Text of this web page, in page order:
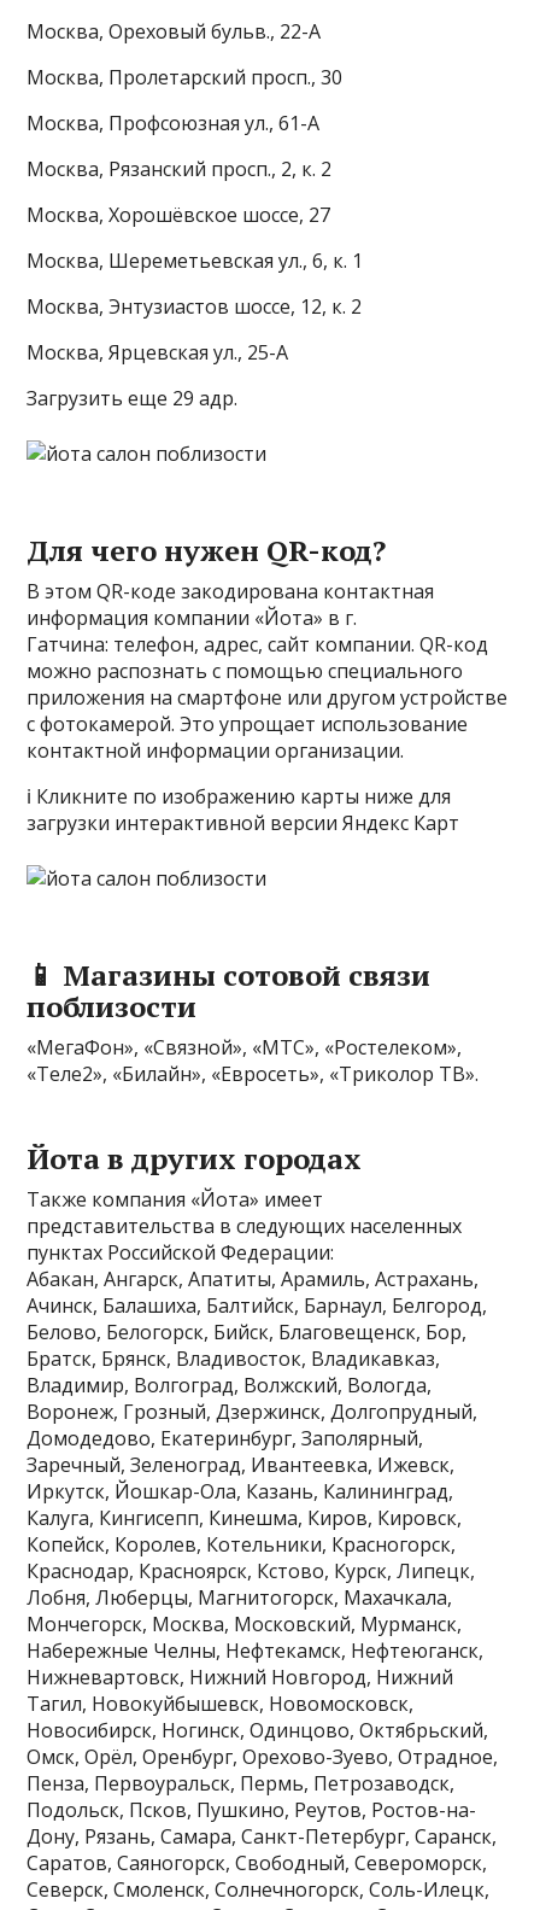
Москва, Ореховый бульв., 22-А
Москва, Пролетарский просп., 30
Москва, Профсоюзная ул., 61-А
Москва, Рязанский просп., 2, к. 2
Москва, Хорошёвское шоссе, 27
Москва, Шереметьевская ул., 6, к. 1
Москва, Энтузиастов шоссе, 12, к. 2
Москва, Ярцевская ул., 25-А
Загрузить еще 29 адр.
Для чего нужен QR-код?
В этом QR-коде закодирована контактная
информация компании «Йота» в г.
Гатчина: телефон, адрес, сайт компании. QR-код
можно распознать с помощью специального
приложения на смартфоне или другом устройстве
с фотокамерой. Это упрощает использование
контактной информации организации.
ℹ️ Кликните по изображению карты ниже для
загрузки интерактивной версии Яндекс Карт
📱 Магазины сотовой связи
поблизости
«МегаФон», «Связной», «МТС», «Ростелеком»,
«Теле2», «Билайн», «Евросеть», «Триколор ТВ».
Йота в других городах
Также компания «Йота» имеет
представительства в следующих населенных
пунктах Российской Федерации:
Абакан, Ангарск, Апатиты, Арамиль, Астрахань,
Ачинск, Балашиха, Балтийск, Барнаул, Белгород,
Белово, Белогорск, Бийск, Благовещенск, Бор,
Братск, Брянск, Владивосток, Владикавказ,
Владимир, Волгоград, Волжский, Вологда,
Воронеж, Грозный, Дзержинск, Долгопрудный,
Домодедово, Екатеринбург, Заполярный,
Заречный, Зеленоград, Ивантеевка, Ижевск,
Иркутск, Йошкар-Ола, Казань, Калининград,
Калуга, Кингисепп, Кинешма, Киров, Кировск,
Копейск, Королев, Котельники, Красногорск,
Краснодар, Красноярск, Кстово, Курск, Липецк,
Лобня, Люберцы, Магнитогорск, Махачкала,
Мончегорск, Москва, Московский, Мурманск,
Набережные Челны, Нефтекамск, Нефтеюганск,
Нижневартовск, Нижний Новгород, Нижний
Тагил, Новокуйбышевск, Новомосковск,
Новосибирск, Ногинск, Одинцово, Октябрьский,
Омск, Орёл, Оренбург, Орехово-Зуево, Отрадное,
Пенза, Первоуральск, Пермь, Петрозаводск,
Подольск, Псков, Пушкино, Реутов, Ростов-на-
Дону, Рязань, Самара, Санкт-Петербург, Саранск,
Саратов, Саяногорск, Свободный, Североморск,
Северск, Смоленск, Солнечногорск, Соль-Илецк,